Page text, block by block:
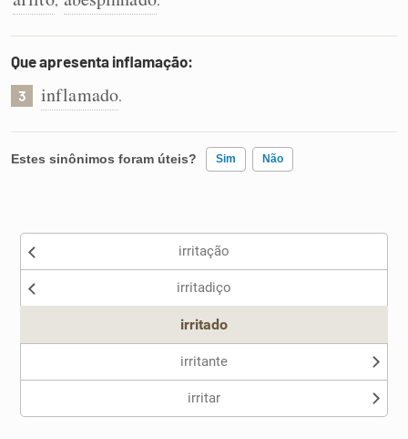
Dicionário
Sinônimos
Que apresenta inflamação:
3 inflamado.
Estes sinônimos foram úteis? Sim Não
Nenhum dos sinônimos apresentados me ajudou
irritação
irritadiço
irritado
irritante
irritar